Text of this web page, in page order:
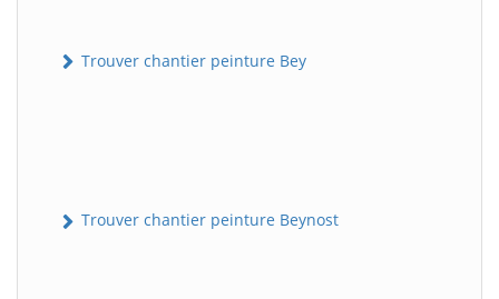
Trouver chantier peinture Bey
Trouver chantier peinture Beynost